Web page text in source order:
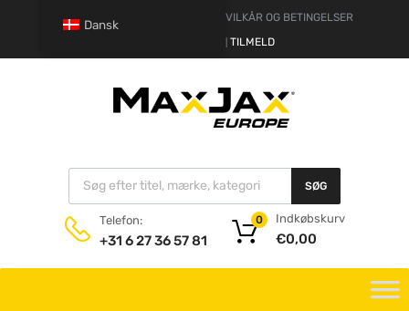
ANSVARSFRASKRIVELSE
VILKÅR OG BETINGELSER
TILMELD
SØG
Telefon:
+31 6 27 36 57 81
Indkøbskurv
€0,00
0
Dansk